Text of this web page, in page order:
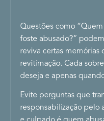
Questões como
foste abusado?”
reviva certas memórias
revitimação. Cada
deseja e apenas
Evite perguntas que
responsabilização pelo